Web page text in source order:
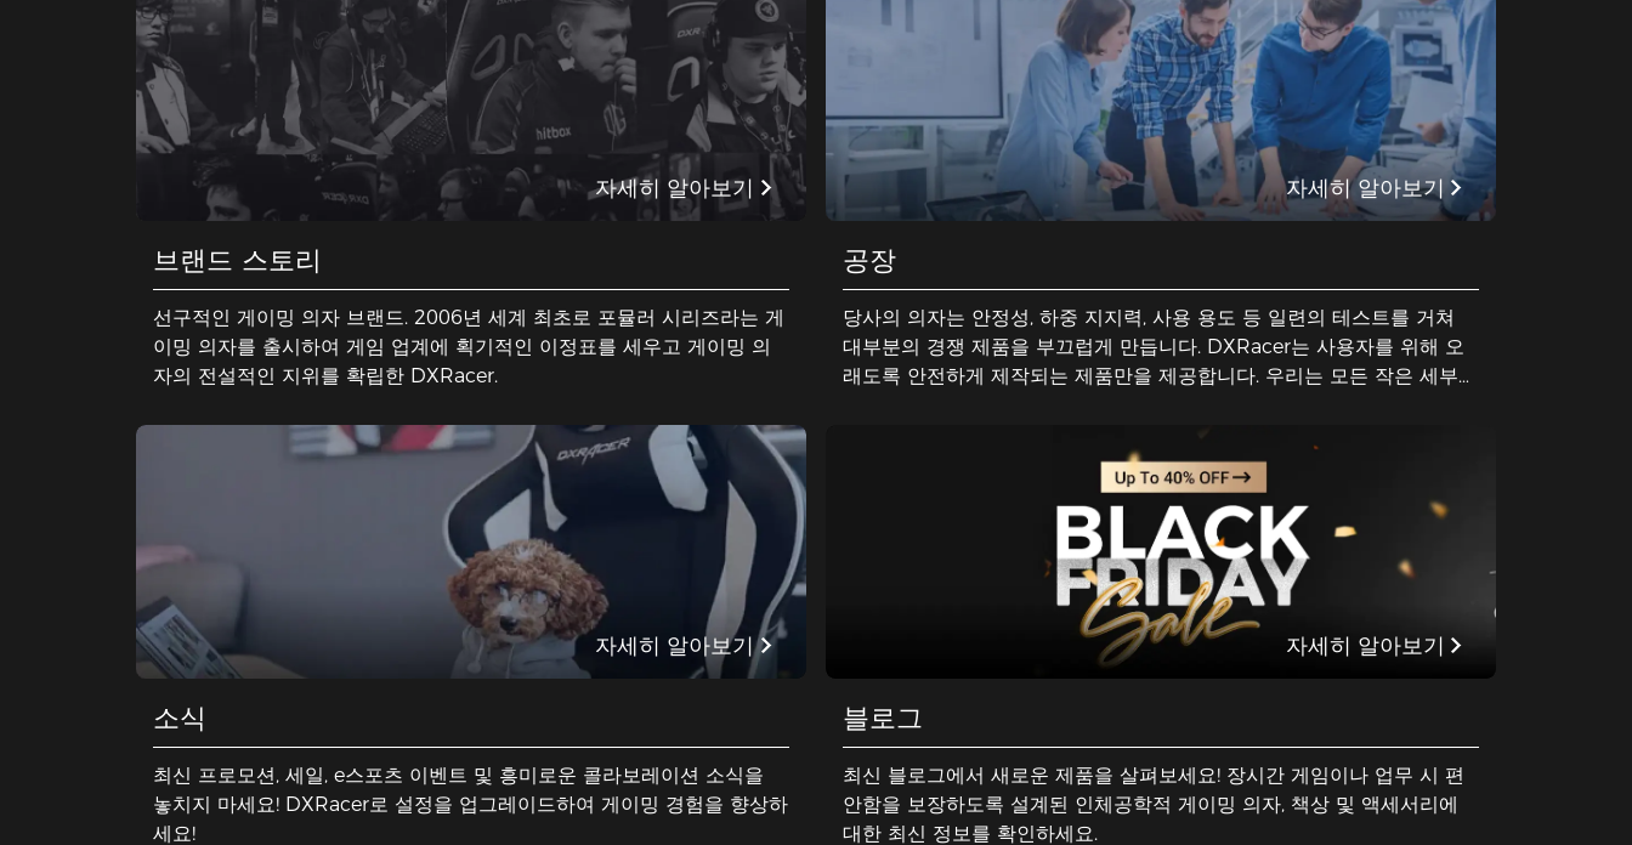
자세히 알아보기
브랜드 스토리
선구적인 게이밍 의자 브랜드. 2006년 세계 최초로 포뮬러 시리즈라는 게
이밍 의자를 출시하여 게임 업계에 획기적인 이정표를 세우고 게이밍 의
자의 전설적인 지위를 확립한 DXRacer.
자세히 알아보기
공장
당사의 의자는 안정성, 하중 지지력, 사용 용도 등 일련의 테스트를 거쳐
대부분의 경쟁 제품을 부끄럽게 만듭니다. DXRacer는 사용자를 위해 오
래도록 안전하게 제작되는 제품만을 제공합니다. 우리는 모든 작은 세부
자세히 알아보기
소식
최신 프로모션, 세일, e스포츠 이벤트 및 흥미로운 콜라보레이션 소식을
놓치지 마세요! DXRacer로 설정을 업그레이드하여 게이밍 경험을 향상하
세요!
자세히 알아보기
블로그
최신 블로그에서 새로운 제품을 살펴보세요! 장시간 게임이나 업무 시 편
안함을 보장하도록 설계된 인체공학적 게이밍 의자, 책상 및 액세서리에
대한 최신 정보를 확인하세요.